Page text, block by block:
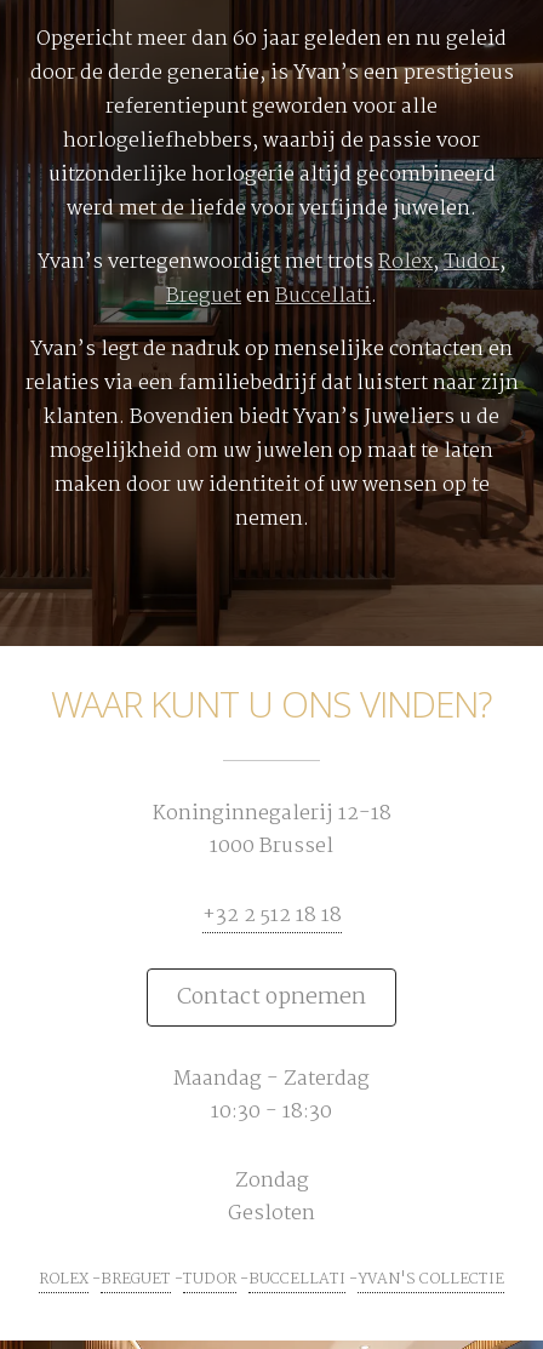
Opgericht meer dan 60 jaar geleden en nu geleid
door de derde generatie, is Yvan’s een prestigieus
referentiepunt geworden voor alle
horlogeliefhebbers, waarbij de passie voor
uitzonderlijke horlogerie altijd gecombineerd
werd met de liefde voor verfijnde juwelen.
Yvan’s vertegenwoordigt met trotsRolex,Tudor,
BreguetenBuccellati.
Yvan’s legt de nadruk op menselijke contacten en
relaties via een familiebedrijf dat luistert naar zijn
klanten. Bovendien biedt Yvan’s Juweliers u de
mogelijkheid om uw juwelen op maat te laten
maken door uw identiteit of uw wensen op te
nemen.
WAAR KUNT U ONS VINDEN?
Koninginnegalerij 12-18
1000 Brussel
+32 2 512 18 18
Contact opnemen
Maandag - Zaterdag
10:30 - 18:30
Zondag
Gesloten
ROLEX BREGUET TUDOR BUCCELLATI YVAN'S COLLECTIE